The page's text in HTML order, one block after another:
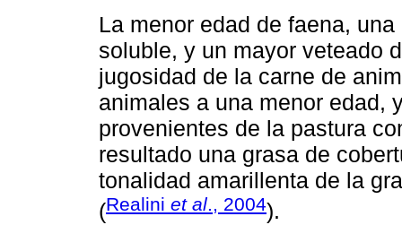
La menor edad de faena,
soluble, y un mayor veteado
jugosidad de la carne de
animales a una menor edad,
provenientes de la pastura
resultado una grasa de
tonalidad amarillenta de la
(Realini et al., 2004).